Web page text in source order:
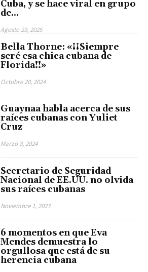
Cuba, y se hace viral en grupo
de...
Agosto 29, 2025
Bella Thorne: «¡¡Siempre
seré esa chica cubana de
Florida!!»
Octubre 20, 2024
Guaynaa habla acerca de sus
raíces cubanas con Yuliet
Cruz
Marzo 8, 2024
Secretario de Seguridad
Nacional de EE.UU. no olvida
sus raíces cubanas
Noviembre 1, 2023
6 momentos en que Eva
Mendes demuestra lo
orgullosa que está de su
herencia cubana